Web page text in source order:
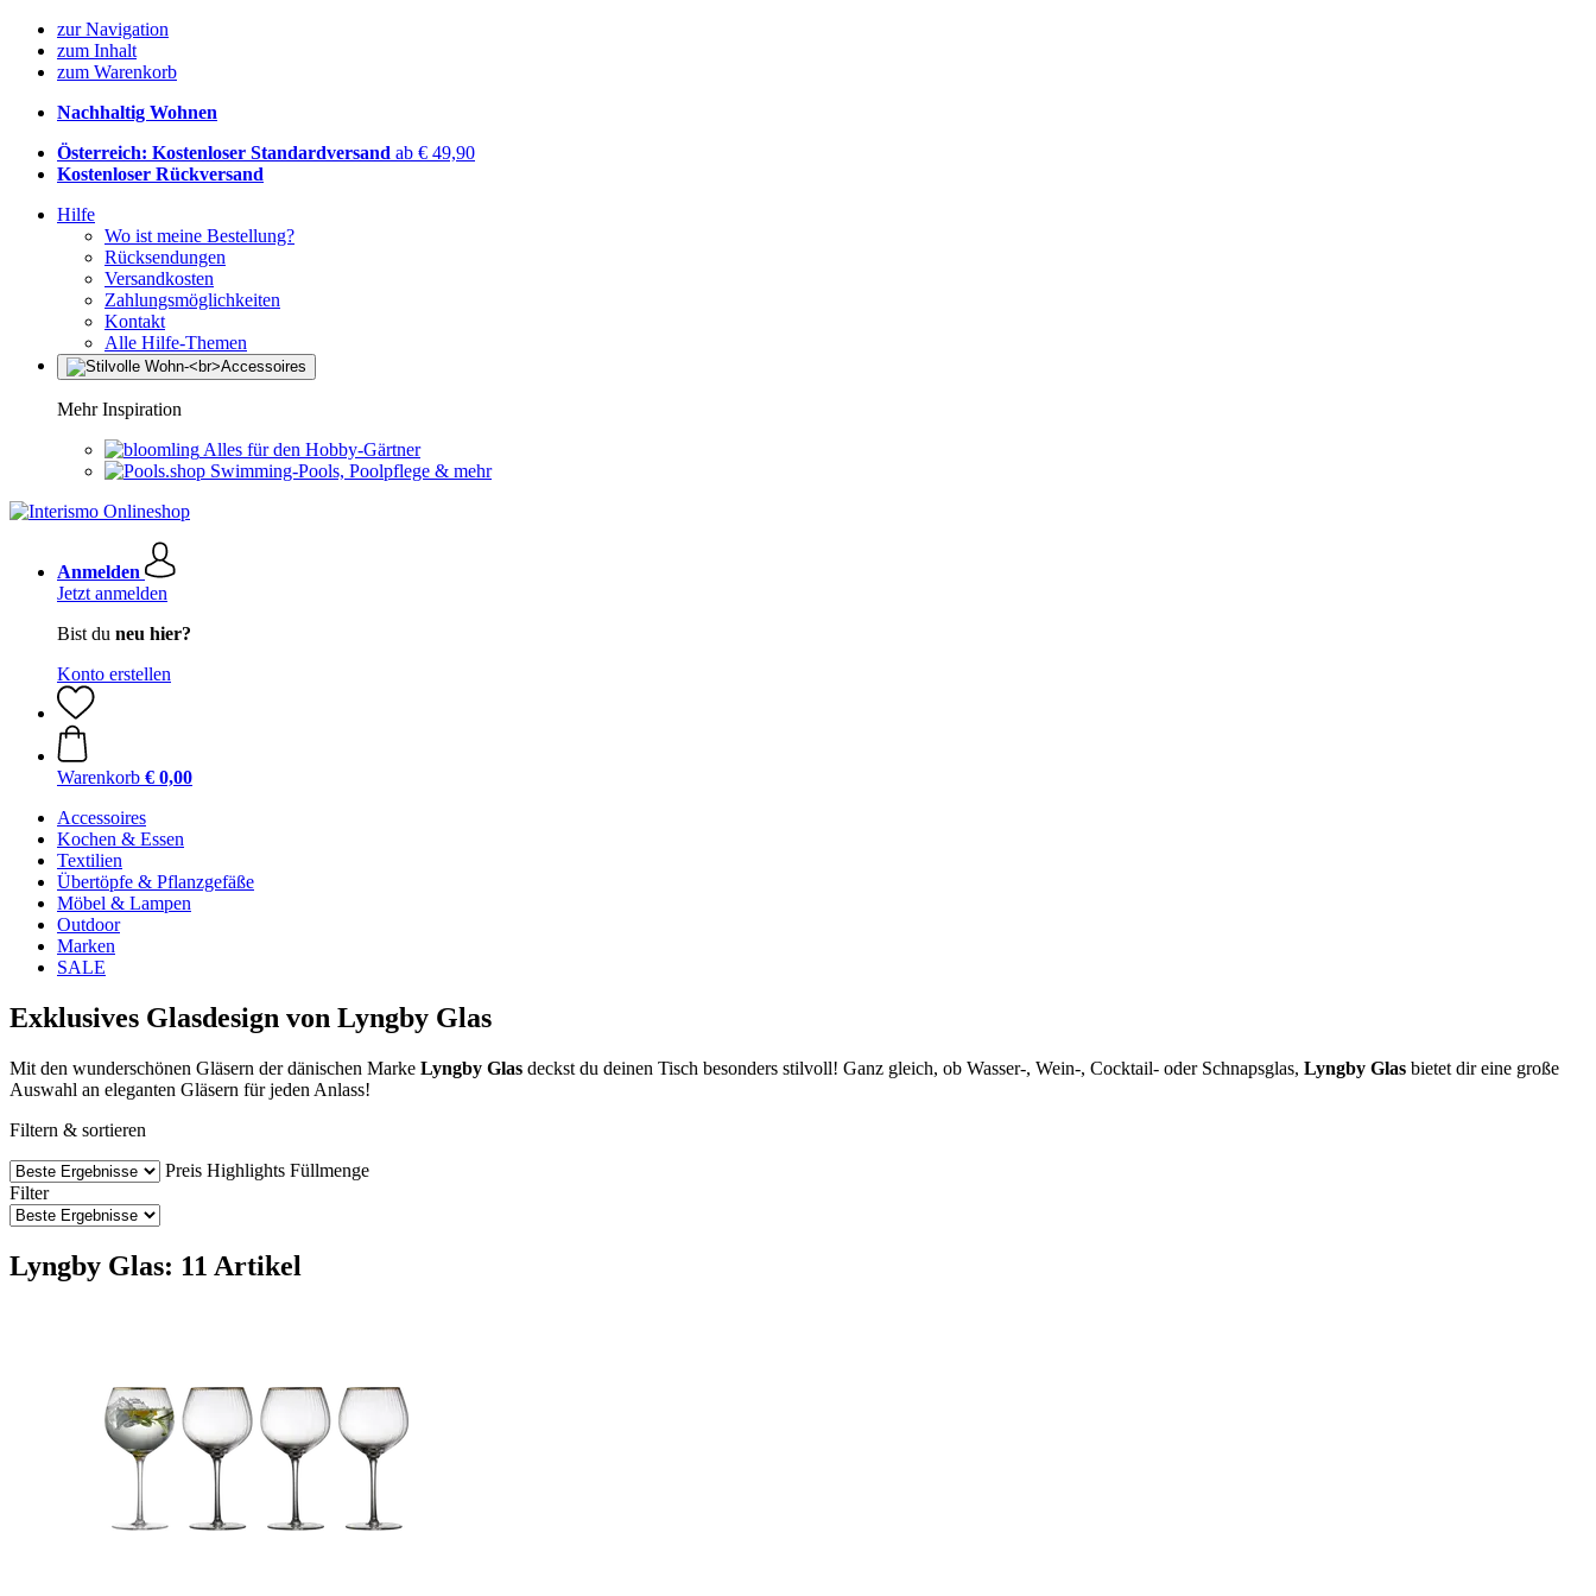
zur Navigation
zum Inhalt
zum Warenkorb
Nachhaltig Wohnen
Österreich: Kostenloser Standardversand ab € 49,90
Kostenloser Rückversand
Hilfe
Wo ist meine Bestellung?
Rücksendungen
Versandkosten
Zahlungsmöglichkeiten
Kontakt
Alle Hilfe-Themen
Mehr Inspiration
Alles für den Hobby-Gärtner
Swimming-Pools, Poolpflege & mehr
Anmelden
Jetzt anmelden
Bist du neu hier?
Konto erstellen
Warenkorb € 0,00
Accessoires
Kochen & Essen
Textilien
Übertöpfe & Pflanzgefäße
Möbel & Lampen
Outdoor
Marken
SALE
Exklusives Glasdesign von Lyngby Glas
Mit den wunderschönen Gläsern der dänischen Marke Lyngby Glas deckst du deinen Tisch besonders stilvoll! Ganz gleich, ob Wasser-, Wein-, Cocktail- oder Schnapsglas, Lyngby Glas bietet dir eine große
Auswahl an eleganten Gläsern für jeden Anlass!
Filtern & sortieren
Preis Highlights Füllmenge
Filter
Lyngby Glas: 11 Artikel